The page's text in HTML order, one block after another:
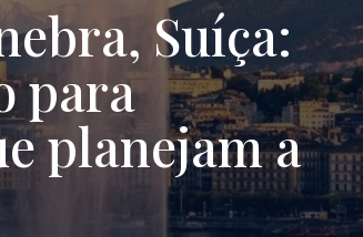
Suíça:
para
planejam a